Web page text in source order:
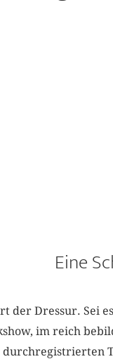
Eine
der Dressur. Sei
im reich